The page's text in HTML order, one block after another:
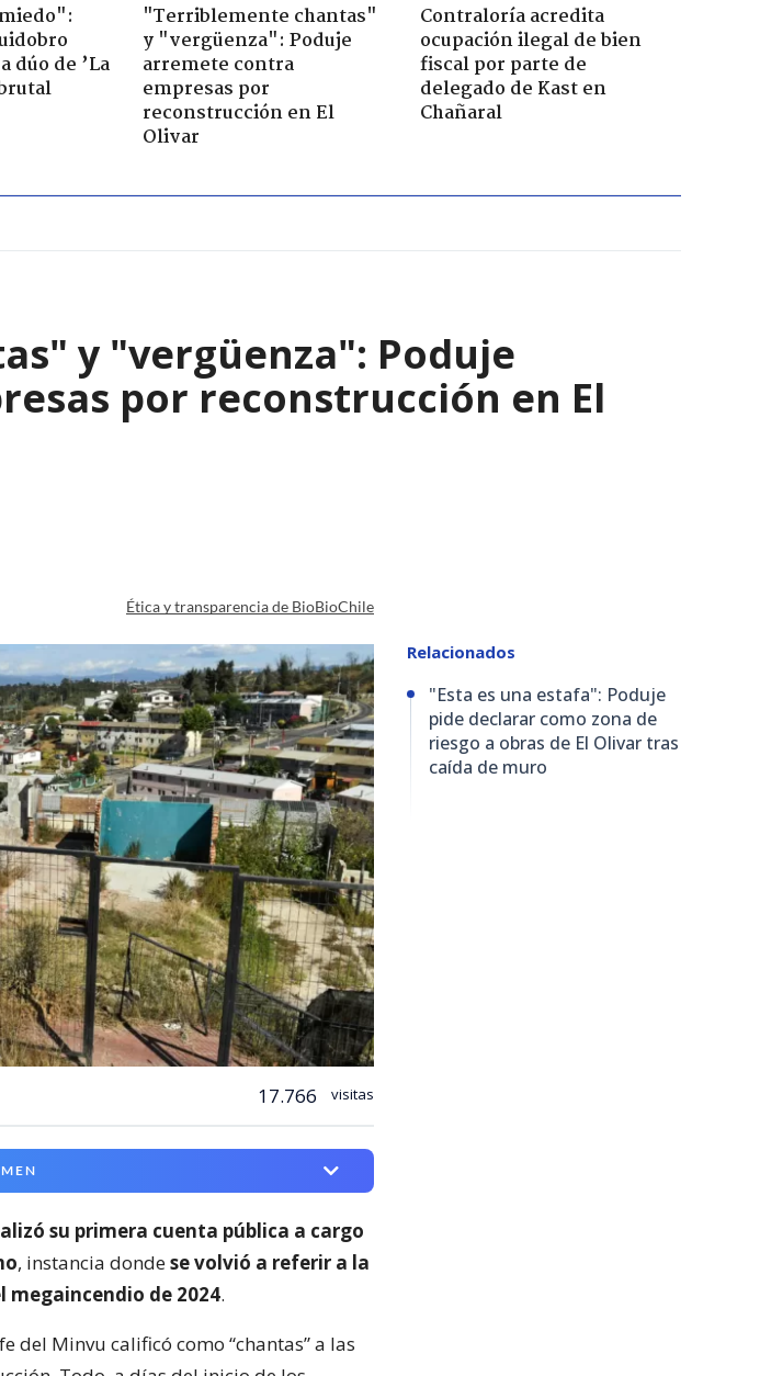
dúo de ’La
"Terriblemente chantas"
y "vergüenza": Poduje
arremete contra
empresas por
reconstrucción en El
Olivar
Contraloría acredita
ocupación ilegal de bien
fiscal por parte de
delegado de Kast en
Chañaral
y "vergüenza": Poduje
por reconstrucción en El
Ética y transparencia de BioBioChile
17.766 visitas
su primera cuenta pública a cargo
, instancia dondese volvió a referir a la
megaincendio de 2024.
del Minvu calificó como “chantas” a las
Relacionados
"Esta es una estafa": Poduje
pide declarar como zona de
riesgo a obras de El Olivar tras
caída de muro